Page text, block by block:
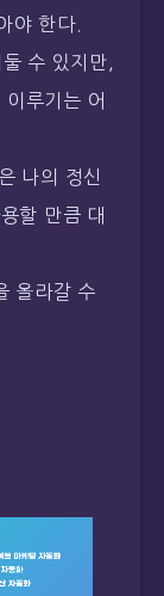
야 한다.
수 있지만,
루기는 어
나의 정신
할 만큼 대
올라갈 수